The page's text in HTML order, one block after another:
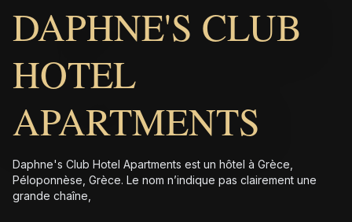
DAPHNE'S CLUB
HOTEL
APARTMENTS
Daphne's Club Hotel Apartments est un hôtel à Grèce,
Péloponnèse, Grèce. Le nom n’indique pas clairement une
grande chaîne,